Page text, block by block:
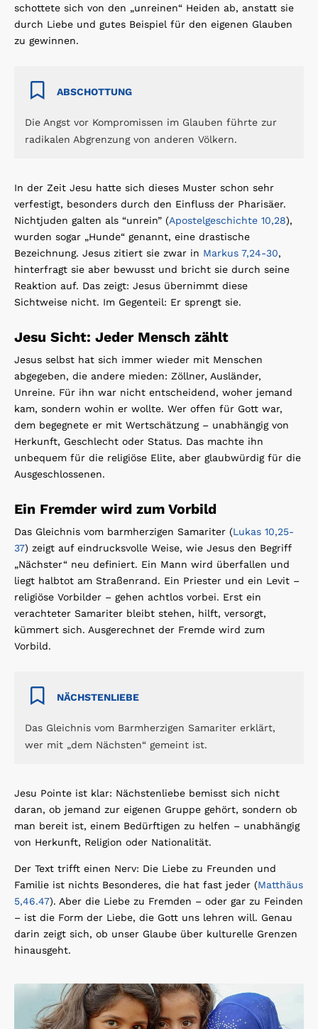
schottete sich von den „unreinen“ Heiden ab, anstatt sie
durch Liebe und gutes Beispiel für den eigenen Glauben
zu gewinnen.
ABSCHOTTUNG
Die Angst vor Kompromissen im Glauben führte zur
radikalen Abgrenzung von anderen Völkern.
In der Zeit Jesu hatte sich dieses Muster schon sehr
verfestigt, besonders durch den Einfluss der Pharisäer.
Nichtjuden galten als “unrein” (Apostelgeschichte 10,28),
wurden sogar „Hunde“ genannt, eine drastische
Bezeichnung. Jesus zitiert sie zwar in Markus 7,24-30,
hinterfragt sie aber bewusst und bricht sie durch seine
Reaktion auf. Das zeigt: Jesus übernimmt diese
Sichtweise nicht. Im Gegenteil: Er sprengt sie.
Jesu Sicht: Jeder Mensch zählt
Jesus selbst hat sich immer wieder mit Menschen
abgegeben, die andere mieden: Zöllner, Ausländer,
Unreine. Für ihn war nicht entscheidend, woher jemand
kam, sondern wohin er wollte. Wer offen für Gott war,
dem begegnete er mit Wertschätzung – unabhängig von
Herkunft, Geschlecht oder Status. Das machte ihn
unbequem für die religiöse Elite, aber glaubwürdig für die
Ausgeschlossenen.
Ein Fremder wird zum Vorbild
Das Gleichnis vom barmherzigen Samariter (Lukas 10,25-
37) zeigt auf eindrucksvolle Weise, wie Jesus den Begriff
„Nächster“ neu definiert. Ein Mann wird überfallen und
liegt halbtot am Straßenrand. Ein Priester und ein Levit –
religiöse Vorbilder – gehen achtlos vorbei. Erst ein
verachteter Samariter bleibt stehen, hilft, versorgt,
kümmert sich. Ausgerechnet der Fremde wird zum
Vorbild.
NÄCHSTENLIEBE
Das Gleichnis vom Barmherzigen Samariter erklärt,
wer mit „dem Nächsten“ gemeint ist.
Jesu Pointe ist klar: Nächstenliebe bemisst sich nicht
daran, ob jemand zur eigenen Gruppe gehört, sondern ob
man bereit ist, einem Bedürftigen zu helfen – unabhängig
von Herkunft, Religion oder Nationalität.
Der Text trifft einen Nerv: Die Liebe zu Freunden und
Familie ist nichts Besonderes, die hat fast jeder (Matthäus
5,46.47). Aber die Liebe zu Fremden – oder gar zu Feinden
– ist die Form der Liebe, die Gott uns lehren will. Genau
darin zeigt sich, ob unser Glaube über kulturelle Grenzen
hinausgeht.